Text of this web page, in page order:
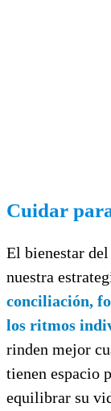
Cuidar
El bienestar
nuestra
conciliación,
los ritmos
rinden mejor
tienen espacio
equilibrar su